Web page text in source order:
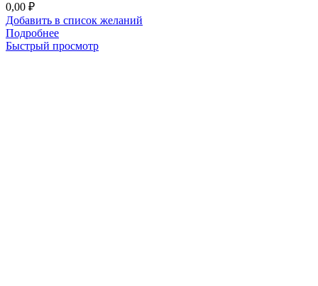
0,00 ₽
Добавить в список желаний
Подробнее
Быстрый просмотр